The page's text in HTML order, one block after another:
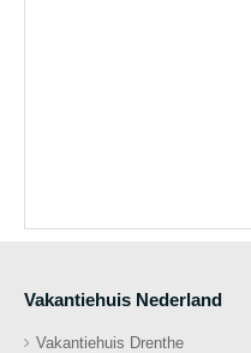
Vakantiehuis Nederland
Vakantiehuis Drenthe